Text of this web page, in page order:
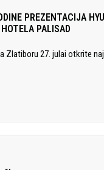
PREZENTACIJA
PALISAD
Zlatiboru 27. julai otkrite